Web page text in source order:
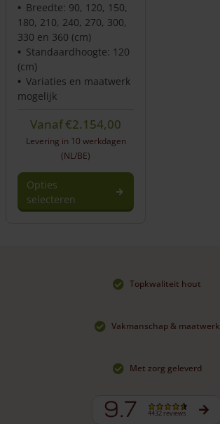
Breedte: 90, 120, 150,
180, 210, 240, 270, 300,
330 en 360 (cm)
Standaardhoogte: 120
(cm)
Variaties en maatwerk
mogelijk
Vanaf€2.154,00
Levering in 10 werkdagen
(NL/BE)
Opties
selecteren
Topkwaliteit hout
Vakmanschap & maatwerk
Met zorg geleverd
9.7 4432 reviews